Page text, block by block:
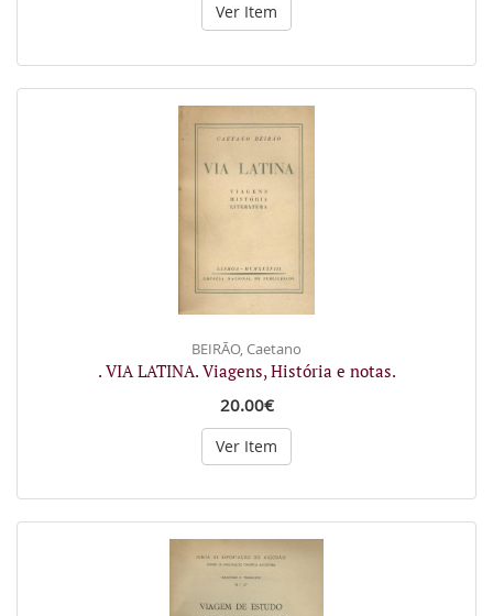
Ver Item
BEIRÃO, Caetano
. VIA LATINA. Viagens, História e notas.
20.00€
Ver Item